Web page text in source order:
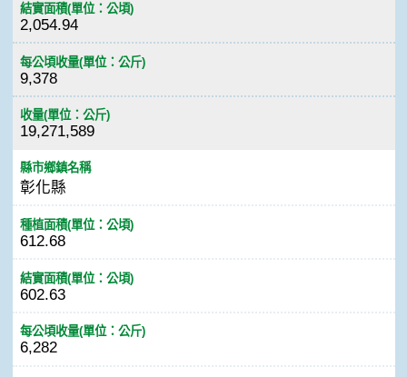
結實面積(單位：公頃)
2,054.94
每公頃收量(單位：公斤)
9,378
收量(單位：公斤)
19,271,589
縣市鄉鎮名稱
彰化縣
種植面積(單位：公頃)
612.68
結實面積(單位：公頃)
602.63
每公頃收量(單位：公斤)
6,282